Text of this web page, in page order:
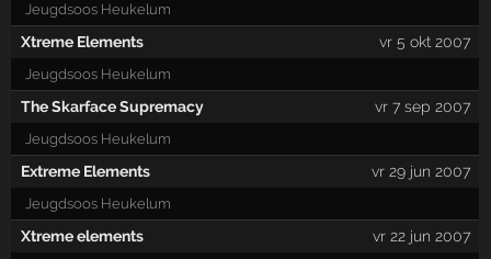
Jeugdsoos Heukelum
Xtreme Elements vr 5 okt 2007
Jeugdsoos Heukelum
The Skarface Supremacy vr 7 sep 2007
Jeugdsoos Heukelum
Extreme Elements vr 29 jun 2007
Jeugdsoos Heukelum
Xtreme elements vr 22 jun 2007